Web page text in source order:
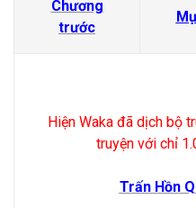
Chương
trước
Hiện Waka đã dịch bộ
truyện với chỉ
Trấn Hồn